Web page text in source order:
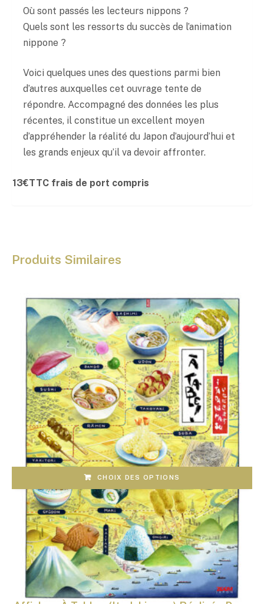
Où sont passés les lecteurs nippons ?
Quels sont les ressorts du succès de l’animation
nippone ?
Voici quelques unes des questions parmi bien
d’autres auxquelles cet ouvrage tente de
répondre. Accompagné des données les plus
récentes, il constitue un excellent moyen
d’appréhender la réalité du Japon d’aujourd’hui et
les grands enjeux qu’il va devoir affronter.
13€TTC frais de port compris
Produits Similaires
CHOIX DES OPTIONS